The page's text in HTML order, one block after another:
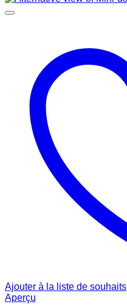
Ajouter à la liste de souhaits
Aperçu